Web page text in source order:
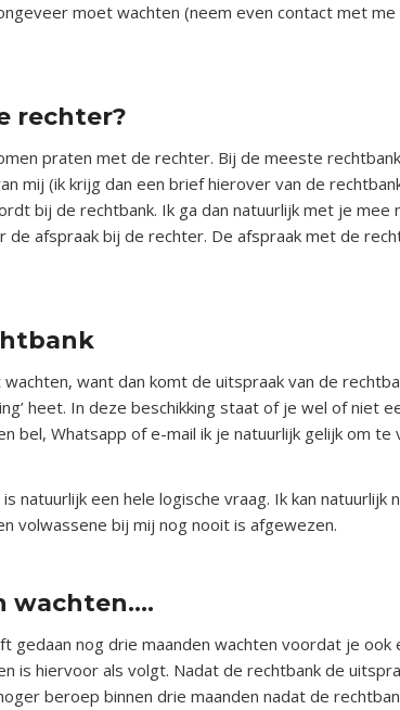
moet wachten (neem even contact met
rechter?
praten met de rechter. Bij de meeste
mij (ik krijg dan een brief hierover van de
bij de rechtbank. Ik ga dan natuurlijk met je mee
de afspraak bij de rechter. De afspraak met de
want dan komt de uitspraak van de
heet. In deze beschikking staat of je wel of niet
bel, Whatsapp of e-mail ik je natuurlijk gelijk om
natuurlijk een hele logische vraag. Ik kan natuurlijk
volwassene bij mij nog nooit is afgewezen.
wachten….
gedaan nog drie maanden wachten voordat je
is hiervoor als volgt. Nadat de rechtbank de
beroep binnen drie maanden nadat de